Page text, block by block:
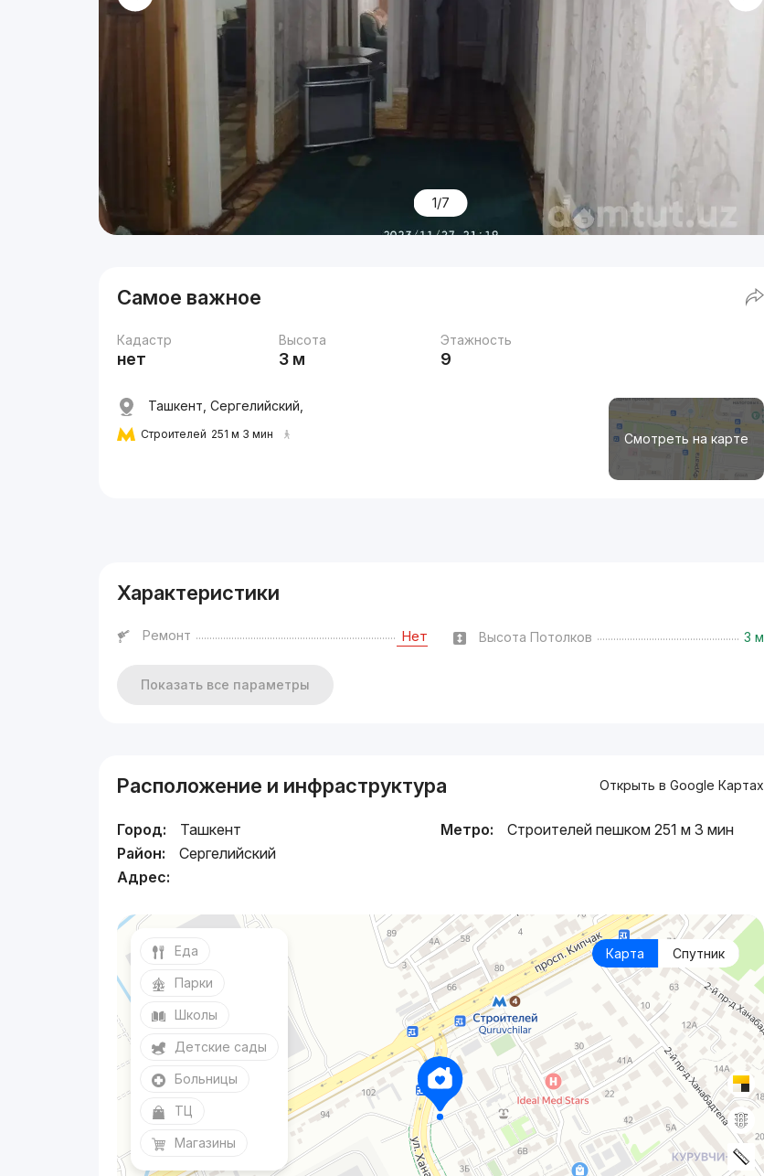
1/7
Самое важное
Кадастр
нет
Высота
3 м
Этажность
9
Смотреть на карте
Ташкент, Сергелийский,
Строителей 251 м 3 мин
Характеристики
Ремонт Нет Высота Потолков 3 м
Показать все параметры
Расположение и инфраструктура Открыть в Google Картах
Город:
Ташкент
Район:
Сергелийский
Адрес:
Метро: Строителей пешком 251 м 3 мин
Карта Спутник
Еда
Парки
Школы
Детские сады
Больницы
ТЦ
Магазины